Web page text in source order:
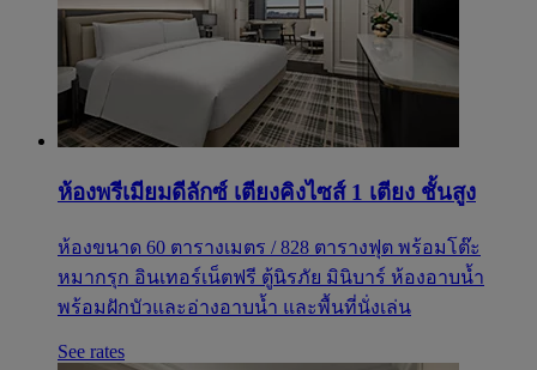
ห้องพรีเมียมดีลักซ์ เตียงคิงไซส์ 1 เตียง ชั้นสูง
ห้องขนาด 60 ตารางเมตร / 828 ตารางฟุต พร้อมโต๊ะ
หมากรุก อินเทอร์เน็ตฟรี ตู้นิรภัย มินิบาร์ ห้องอาบน้ำ
พร้อมฝักบัวและอ่างอาบน้ำ และพื้นที่นั่งเล่น
See rates